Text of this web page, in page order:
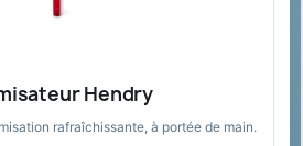
Hendry
rafraîchissante, à portée de main.
À propos
Nos expertises &